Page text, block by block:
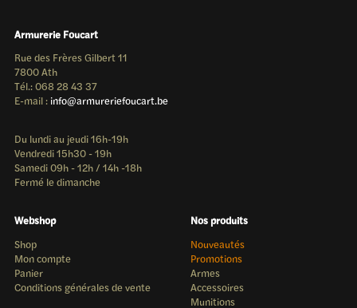
Armurerie Foucart
Rue des Frères Gilbert 11
7800 Ath
Tél.: 068 28 43 37
E-mail : info@armureriefoucart.be
Du lundi au jeudi 16h-19h
Vendredi 15h30 - 19h
Samedi 09h - 12h / 14h -18h
Fermé le dimanche
Webshop
Shop
Mon compte
Panier
Conditions générales de vente
Nos produits
Nouveautés
Promotions
Armes
Accessoires
Munitions